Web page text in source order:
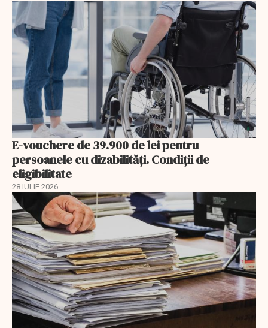
E-vouchere de 39.900 de lei pentru
persoanele cu dizabilități. Condiții de
eligibilitate
28 IULIE 2026